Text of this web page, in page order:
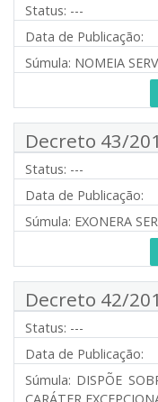
Status: ---
Data de Publicação:
Súmula: NOMEIA
Decreto 43/
Status: ---
Data de Publicação:
Súmula: EXONERA
Decreto 42/
Status: ---
Data de Publicação:
Súmula: DISPÕE